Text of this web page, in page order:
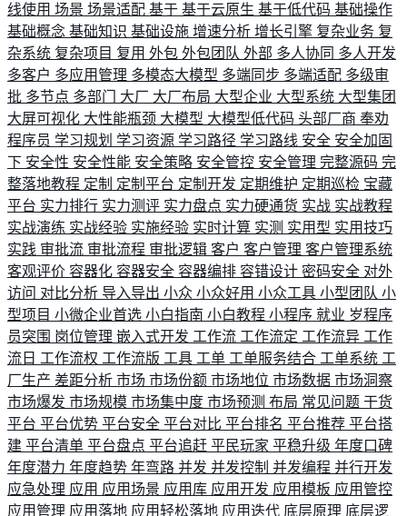
线使用 场景 场景适配 基于 基于云原生 基于低代码 基础操作
基础概念 基础知识 基础设施 增速分析 增长引擎 复杂业务 复
杂系统 复杂项目 复用 外包 外包团队 外部 多人协同 多人开发
多客户 多应用管理 多模态大模型 多端同步 多端适配 多级审
批 多节点 多部门 大厂 大厂布局 大型企业 大型系统 大型集团
大屏可视化 大性能瓶颈 大模型 大模型低代码 头部厂商 奉劝
程序员 学习规划 学习资源 学习路径 学习路线 安全 安全加固
下 安全性 安全性能 安全策略 安全管控 安全管理 完整源码 完
整落地教程 定制 定制平台 定制开发 定期维护 定期巡检 宝藏
平台 实力排行 实力测评 实力盘点 实力硬通货 实战 实战教程
实战演练 实战经验 实施经验 实时计算 实测 实用型 实用技巧
实践 审批流 审批流程 审批逻辑 客户 客户管理 客户管理系统
客观评价 容器化 容器安全 容器编排 容错设计 密码安全 对外
访问 对比分析 导入导出 小众 小众好用 小众工具 小型团队 小
型项目 小微企业首选 小白指南 小白教程 小程序 就业 岁程序
员突围 岗位管理 嵌入式开发 工作流 工作流定 工作流异 工作
流日 工作流权 工作流版 工具 工单 工单服务结合 工单系统 工
厂生产 差距分析 市场 市场份额 市场地位 市场数据 市场洞察
市场爆发 市场规模 市场集中度 市场预测 布局 常见问题 干货
平台 平台优势 平台安全 平台对比 平台排名 平台推荐 平台搭
建 平台清单 平台盘点 平台追赶 平民玩家 平稳升级 年度口碑
年度潜力 年度趋势 年弯路 并发 并发控制 并发编程 并行开发
应急处理 应用 应用场景 应用库 应用开发 应用模板 应用管控
应用管理 应用落地 应用轻松落地 应用迭代 底层原理 底层逻